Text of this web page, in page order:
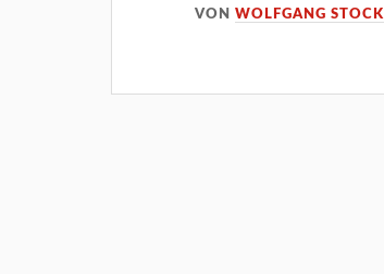
VONWOLFGANG STOCK